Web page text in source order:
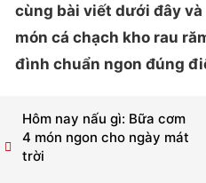
cùng bài viết dưới đây
món cá chạch kho rau
đình chuẩn ngon đúng
Hôm nay nấu gì: Bữa cơm
4 món ngon cho ngày mát
trời